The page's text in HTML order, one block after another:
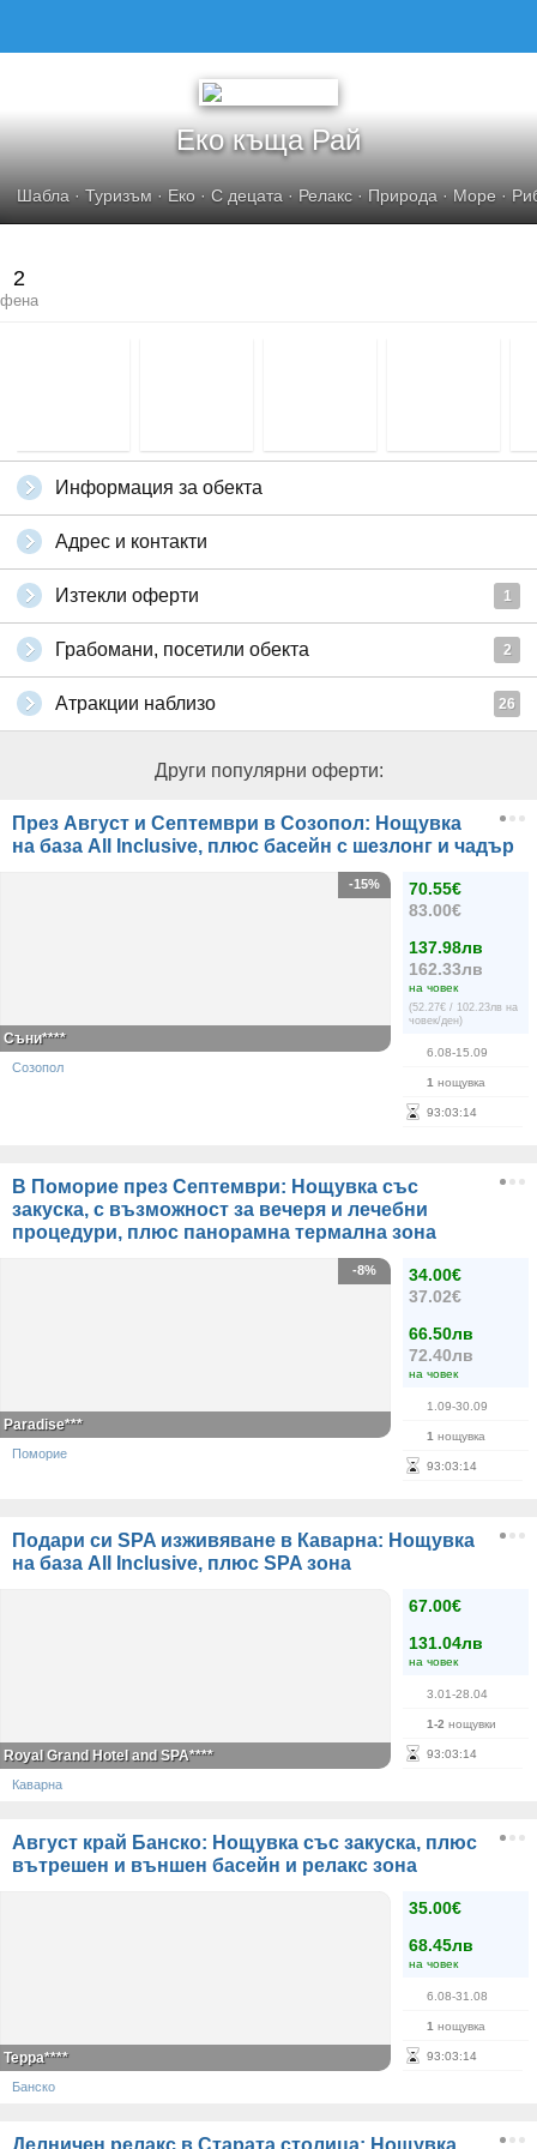
Еко къща Рай
Шабла · Туризъм · Еко · С децата · Релакс · Природа · Море ·
2
фена
Информация за обекта
Адрес и контакти
Изтекли оферти 1
Грабомани, посетили обекта 2
Атракции наблизо 26
Други популярни оферти:
През Август и Септември в Созопол: Нощувка
на база All Inclusive, плюс басейн с шезлонг и чадър
70.55€
83.00€
137.98лв
162.33лв
на човек
(52.27€ / 102.23лв на
човек/ден)
6.08-15.09
1 нощувка
93:03:13
-15%
Съни****
Созопол
В Поморие през Септември: Нощувка със
закуска, с възможност за вечеря и лечебни
процедури, плюс панорамна термална зона
34.00€
37.02€
66.50лв
72.40лв
на човек
1.09-30.09
1 нощувка
93:03:13
-8%
Paradise***
Поморие
Подари си SPA изживяване в Каварна: Нощувка
на база All Inclusive, плюс SPA зона
67.00€
131.04лв
на човек
3.01-28.04
1-2 нощувки
93:03:13
Royal Grand Hotel and SPA****
Каварна
Август край Банско: Нощувка със закуска, плюс
вътрешен и външен басейн и релакс зона
35.00€
68.45лв
на човек
6.08-31.08
1 нощувка
93:03:13
Терра****
Банско
Делничен релакс в Старата столица: Нощувка